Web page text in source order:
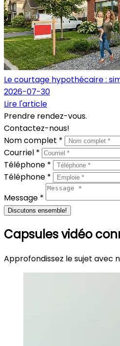
Le courtage hypothécaire :
2026-07-30
Lire l'article
Prendre rendez-vous.
Contactez-nous!
Nom complet *
Courriel *
Téléphone *
Téléphone *
Message *
Discutons ensemble!
Capsules vidéo
Approfondissez le sujet avec